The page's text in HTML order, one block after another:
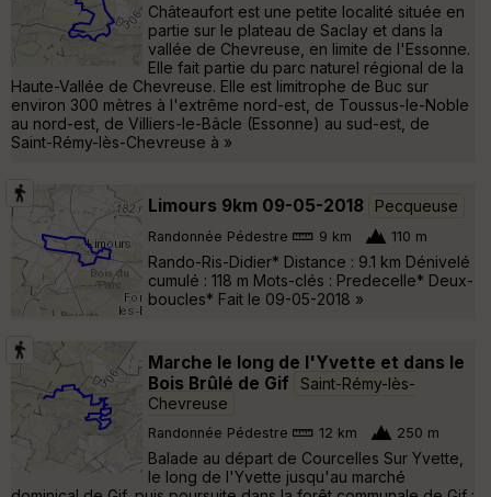
Châteaufort est une petite localité située en
partie sur le plateau de Saclay et dans la
vallée de Chevreuse, en limite de l'Essonne.
Elle fait partie du parc naturel régional de la
Haute-Vallée de Chevreuse. Elle est limitrophe de Buc sur
environ 300 mètres à l'extrême nord-est, de Toussus-le-Noble
au nord-est, de Villiers-le-Bâcle (Essonne) au sud-est, de
Saint-Rémy-lès-Chevreuse à »
Limours 9km 09-05-2018 Pecqueuse
Randonnée Pédestre 9 km 110 m
Rando-Ris-Didier* Distance : 9.1 km Dénivelé
cumulé : 118 m Mots-clés : Predecelle* Deux-
boucles* Fait le 09-05-2018 »
Marche le long de l'Yvette et dans le
Bois Brûlé de Gif
Saint-Rémy-lès-
Chevreuse
Randonnée Pédestre 12 km 250 m
Balade au départ de Courcelles Sur Yvette,
le long de l'Yvette jusqu'au marché